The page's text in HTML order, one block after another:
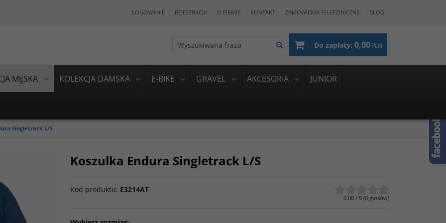
LOGOWANIE REJESTRACJA O FIRMIE KONTAKT ZAMÓWIENIA TELEFONICZNE BLOG
Do zapłaty: 0,00PLN
MĘSKA KOLEKCJA DAMSKA E-BIKE GRAVEL AKCESORIA JUNIOR
Singletrack L/S
Koszulka Endura Singletrack L/S
Kod produktu: E3214AT
0.00 / 5 (0 głosów)